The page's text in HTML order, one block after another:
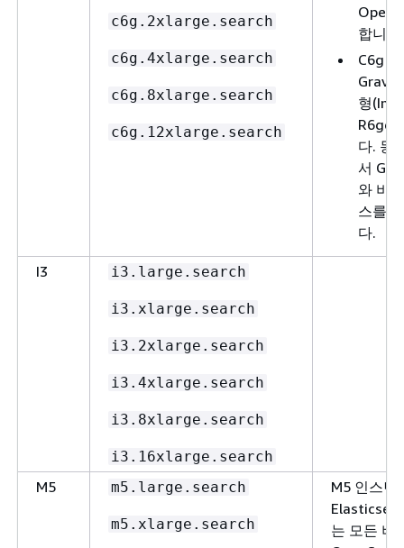
c6g.2xlarge.search
c6g.4xlarge.search
c6g.8xlarge.search
c6g.12xlarge.search
합니다.
C6g
형
R6gd)
다. 동
서
와 비
스를
다.
I3 i3.large.search
i3.xlarge.search
i3.2xlarge.search
i3.4xlarge.search
i3.8xlarge.search
i3.16xlarge.search
M5 m5.large.search
m5.xlarge.search
M5 인스턴
는 모든 버